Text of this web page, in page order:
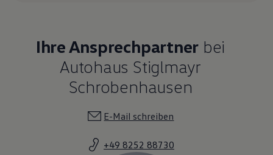
Ihre Ansprechpartner bei
Autohaus Stiglmayr
Schrobenhausen
E-Mail schreiben
+49 8252 88730